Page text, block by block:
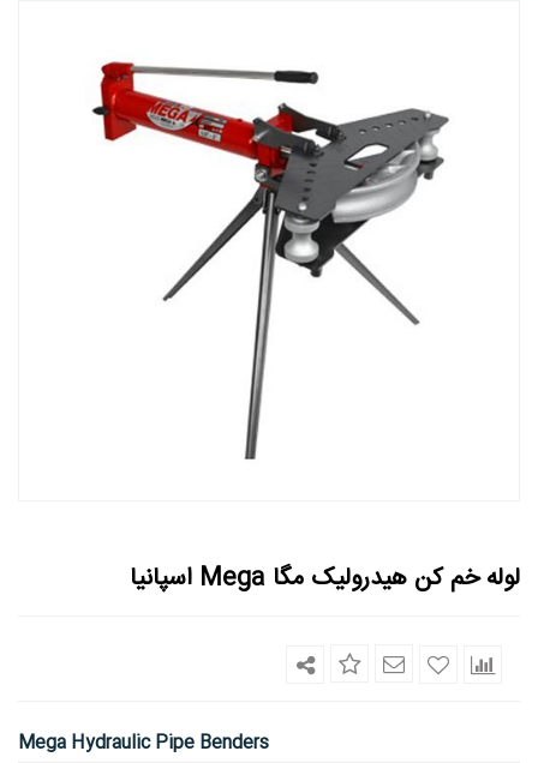
لوله خم کن هیدرولیک مگا Mega اسپانیا
Mega Hydraulic Pipe Benders